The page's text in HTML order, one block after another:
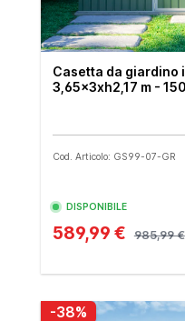
Casetta da giardino
3,65x3xh2,17 m -
Cod. Articolo: GS99-07-GR
DISPONIBILE
589,99 € 985,99 €
-38%